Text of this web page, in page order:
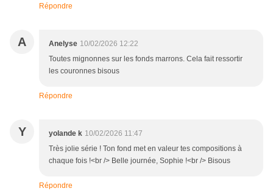
Répondre
A Anelyse 10/02/2026 12:22
Toutes mignonnes sur les fonds marrons. Cela fait ressortir
les couronnes bisous
Répondre
Y yolande k 10/02/2026 11:47
Très jolie série ! Ton fond met en valeur tes compositions à
chaque fois !<br /> Belle journée, Sophie !<br /> Bisous
Répondre